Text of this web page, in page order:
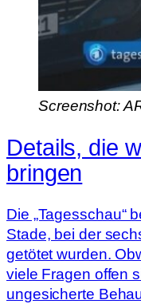
Screenshot:
Details, die
bringen
Die „Tagesschau“
Stade, bei der
getötet wurden.
viele Fragen offen
ungesicherte